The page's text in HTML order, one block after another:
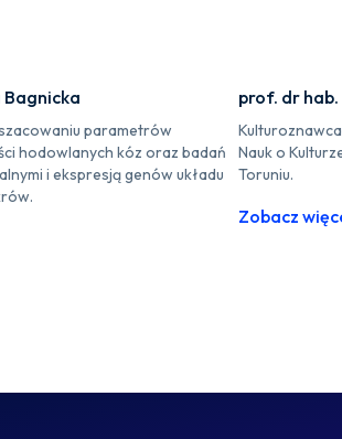
Bagnicka
parametrów
hodowlanych kóz oraz badań
i ekspresją genów układu
prof. dr
Nauk o
Toruniu.
Zobacz